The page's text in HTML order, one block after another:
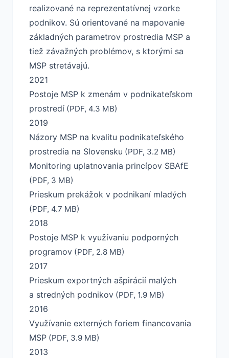
realizované na reprezentatívnej vzorke
podnikov. Sú orientované na mapovanie
základných parametrov prostredia MSP a
tiež závažných problémov, s ktorými sa
MSP stretávajú.
2021
Postoje MSP k zmenám v podnikateľskom
prostredí (PDF, 4.3 MB)
2019
Názory MSP na kvalitu podnikateľského
prostredia na Slovensku (PDF, 3.2 MB)
Monitoring uplatnovania princípov SBAfE
(PDF, 3 MB)
Prieskum prekážok v podnikaní mladých
(PDF, 4.7 MB)
2018
Postoje MSP k využívaniu podporných
programov (PDF, 2.8 MB)
2017
Prieskum exportných ašpirácií malých
a stredných podnikov (PDF, 1.9 MB)
2016
Využívanie externých foriem financovania
MSP (PDF, 3.9 MB)
2013